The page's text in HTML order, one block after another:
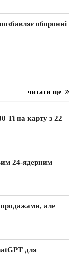
оборонні
читати ще
Ti на карту з 22
24-ядерним
але
для